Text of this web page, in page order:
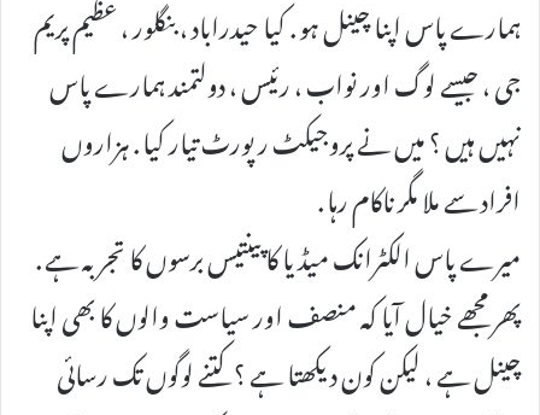
ہمارے پاس اپنا چینل ہو . کیا حیدراباد ، بنگلور ، عظیم پریم
جی ، جیسے لوگ اور نواب ، رئیس ، دولتمند ہمارے پاس
نہیں ہیں ؟ میں نے پروجیکٹ رپورٹ تیار کیا . ہزاروں
افراد سے ملا مگر ناکام رہا .
میرے پاس الکٹرانک میڈیا کا پینتیس برسوں کا تجربہ ہے .
پھر مجھے خیال آیا کہ منصف اور سیاست والوں کا بھی اپنا
چینل ہے ، لیکن کون دیکھتا ہے ؟ کتنے لوگوں تک رسائی